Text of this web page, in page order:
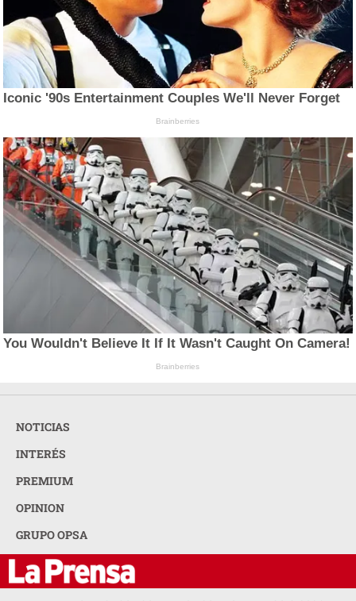
Iconic '90s Entertainment Couples We'll Never Forget
Brainberries
You Wouldn't Believe It If It Wasn't Caught On Camera!
Brainberries
NOTICIAS
INTERÉS
PREMIUM
OPINION
GRUPO OPSA